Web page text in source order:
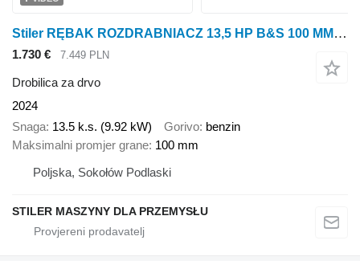
Stiler RĘBAK ROZDRABNIACZ 13,5 HP B&S 100 MM, WOOD CHIPPER 100 MM
1.730 € 7.449 PLN
Drobilica za drvo
2024
Snaga 13.5 k.s. (9.92 kW) Gorivo benzin
Maksimalni promjer grane 100 mm
Poljska, Sokołów Podlaski
STILER MASZYNY DLA PRZEMYSŁU